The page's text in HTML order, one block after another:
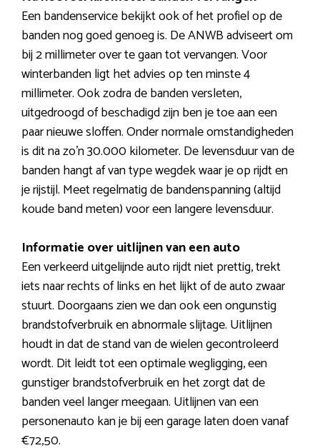
Een bandenservice bekijkt ook of het profiel op de
banden nog goed genoeg is. De ANWB adviseert om
bij 2 millimeter over te gaan tot vervangen. Voor
winterbanden ligt het advies op ten minste 4
millimeter. Ook zodra de banden versleten,
uitgedroogd of beschadigd zijn ben je toe aan een
paar nieuwe sloffen. Onder normale omstandigheden
is dit na zo’n 30.000 kilometer. De levensduur van de
banden hangt af van type wegdek waar je op rijdt en
je rijstijl. Meet regelmatig de bandenspanning (altijd
koude band meten) voor een langere levensduur.
Informatie over uitlijnen van een auto
Een verkeerd uitgelijnde auto rijdt niet prettig, trekt
iets naar rechts of links en het lijkt of de auto zwaar
stuurt. Doorgaans zien we dan ook een ongunstig
brandstofverbruik en abnormale slijtage. Uitlijnen
houdt in dat de stand van de wielen gecontroleerd
wordt. Dit leidt tot een optimale wegligging, een
gunstiger brandstofverbruik en het zorgt dat de
banden veel langer meegaan. Uitlijnen van een
personenauto kan je bij een garage laten doen vanaf
€72,50.